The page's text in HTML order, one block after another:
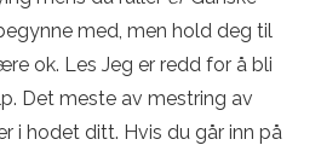
med, men hold deg til
ok. Les Jeg er redd for å bli
Det meste av mestring av
i hodet ditt. Hvis du går inn på